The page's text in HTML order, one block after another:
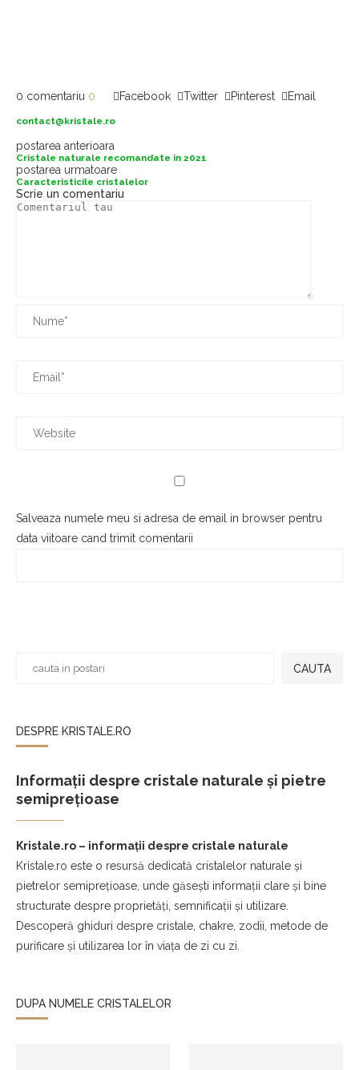
0 comentariu 0 Facebook Twitter Pinterest Email
contact@kristale.ro
postarea anterioara
Cristale naturale recomandate in 2021
postarea urmatoare
Caracteristicile cristalelor
Scrie un comentariu
Salveaza numele meu si adresa de email in browser pentru
data viitoare cand trimit comentarii
CAUTA
DESPRE KRISTALE.RO
Informații despre cristale naturale și pietre
semiprețioase
Kristale.ro – informații despre cristale naturale
Kristale.ro este o resursă dedicată cristalelor naturale și
pietrelor semiprețioase, unde găsești informații clare și bine
structurate despre proprietăți, semnificații și utilizare.
Descoperă ghiduri despre cristale, chakre, zodii, metode de
purificare și utilizarea lor în viața de zi cu zi.
DUPA NUMELE CRISTALELOR